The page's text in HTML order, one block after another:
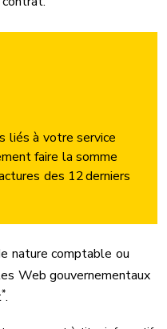
liés à votre service
faire la somme
des 12 derniers
nature comptable ou
Web gouvernementaux
*.